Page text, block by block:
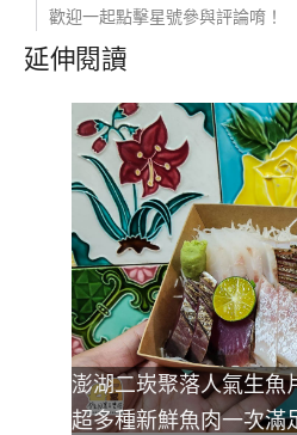
歡迎一起點擊星號參與評論唷！
延伸閱讀
澎湖二崁聚落人氣生魚
超多種新鮮魚肉一次滿